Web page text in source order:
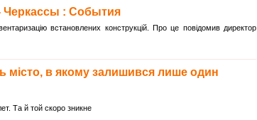
- Черкассы : События
встановлених конструкцій. Про це повідомив директор
місто, в якому залишився лише один
Та й той скоро зникне